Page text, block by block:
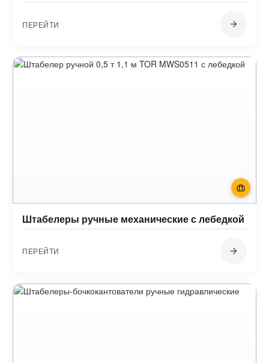
ПЕРЕЙТИ
Штабелеры ручные механические с лебедкой
ПЕРЕЙТИ